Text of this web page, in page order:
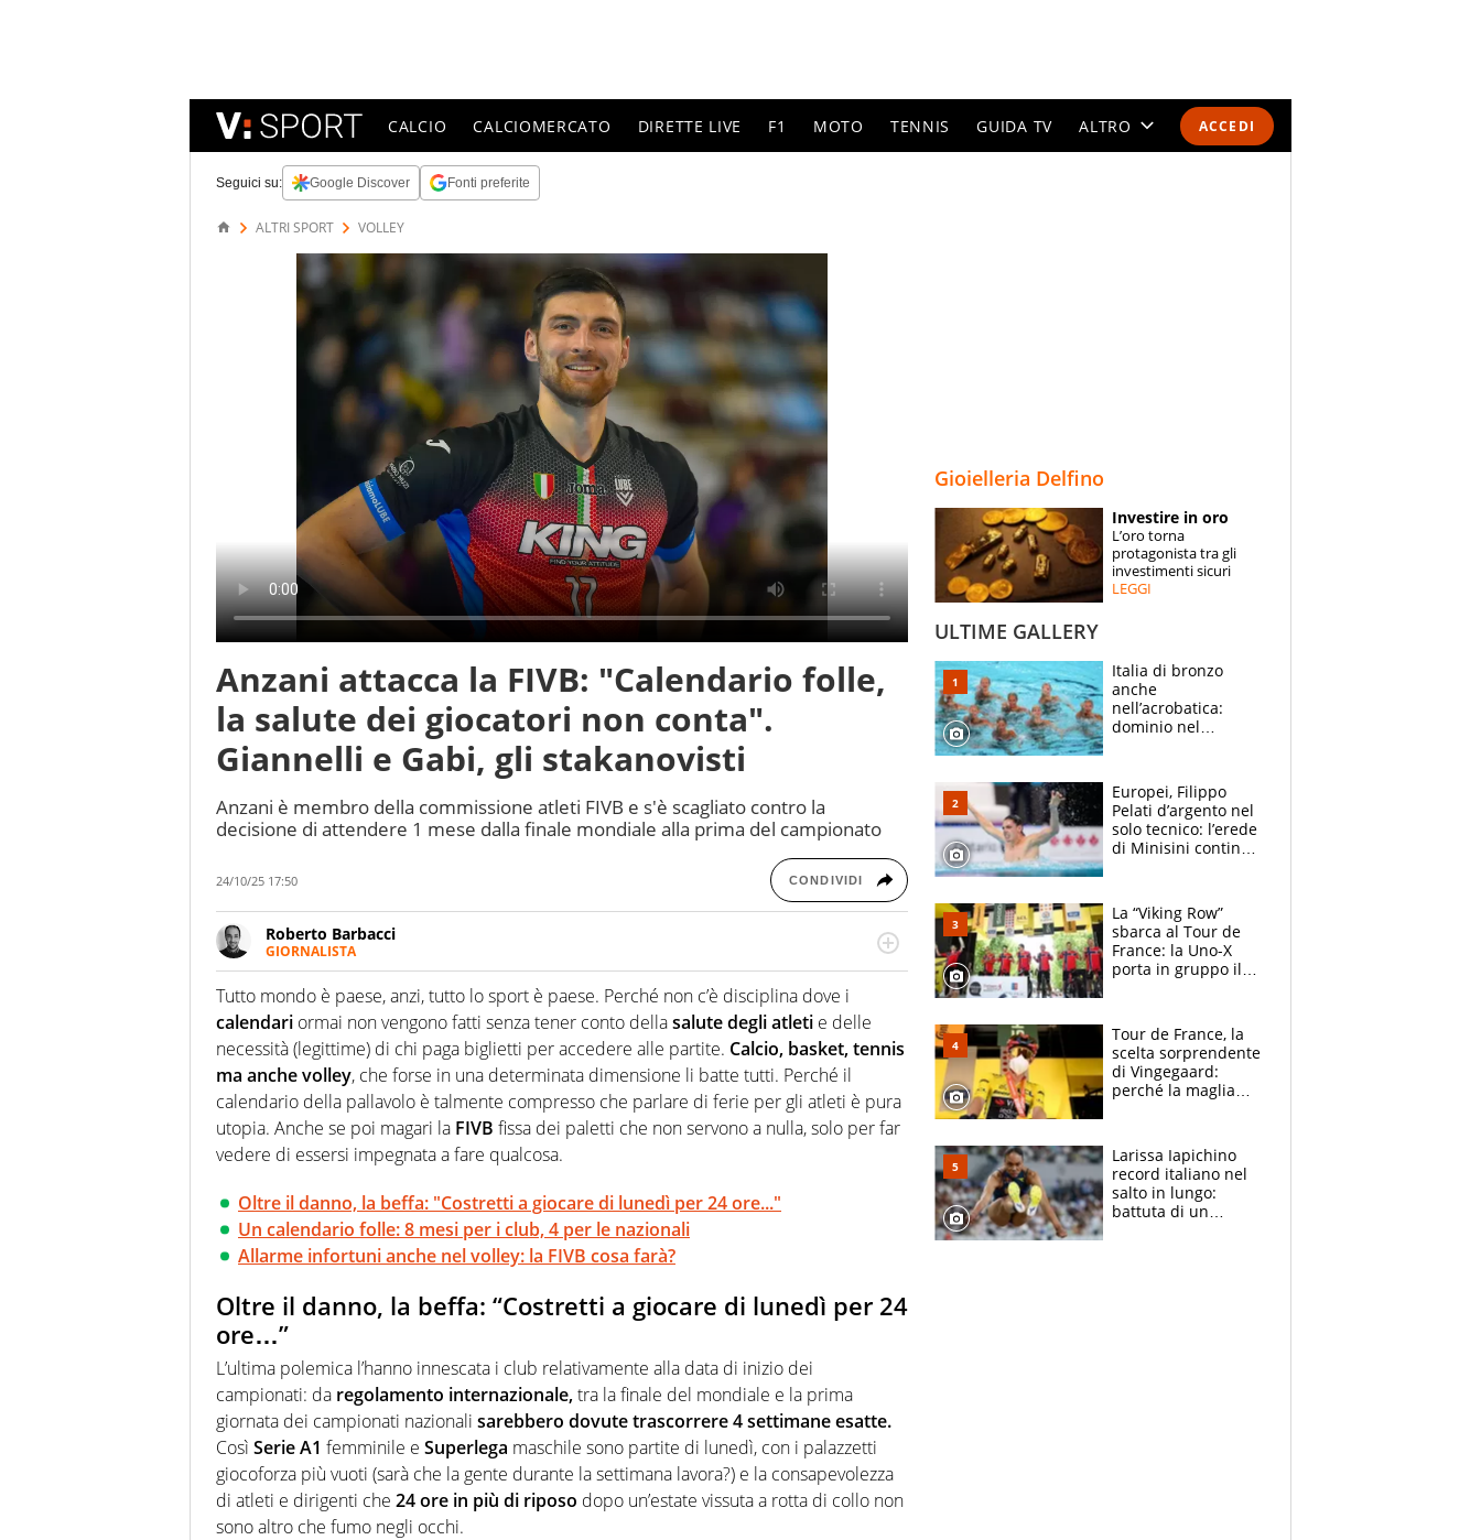
ACCEDI
CALCIO CALCIOMERCATO DIRETTE LIVE F1 MOTO TENNIS GUIDA TV ALTRO
SPECIALI
ESPERTI
Seguici su: Google Discover Fonti preferite
ALTRI SPORT VOLLEY
Anzani attacca la FIVB: "Calendario folle,
la salute dei giocatori non conta".
Giannelli e Gabi, gli stakanovisti
Anzani è membro della commissione atleti FIVB e s'è scagliato contro la
decisione di attendere 1 mese dalla finale mondiale alla prima del campionato
24/10/25 17:50 CONDIVIDI
Roberto Barbacci
GIORNALISTA
Giornalista (pubblicista) sportivo a tutto campo, è il tuttologo di Virgilio Sport. Provate a
chiedergli di boxe, di scherma, di volley o di curling: ve ne farà innamorare
Tutto mondo è paese, anzi, tutto lo sport è paese. Perché non c’è disciplina dove i
calendari ormai non vengono fatti senza tener conto dellasalute degli atleti e delle
necessità (legittime) di chi paga biglietti per accedere alle partite. Calcio, basket, tennis
ma anche volley, che forse in una determinata dimensione li batte tutti. Perché il
calendario della pallavolo è talmente compresso che parlare di ferie per gli atleti è pura
utopia. Anche se poi magari la FIVB fissa dei paletti che non servono a nulla, solo per far
vedere di essersi impegnata a fare qualcosa.
Oltre il danno, la beffa: "Costretti a giocare di lunedì per 24 ore..."
Un calendario folle: 8 mesi per i club, 4 per le nazionali
Allarme infortuni anche nel volley: la FIVB cosa farà?
Oltre il danno, la beffa: “Costretti a giocare di lunedì per 24
ore…”
L’ultima polemica l’hanno innescata i club relativamente alla data di inizio dei
campionati: da regolamento internazionale,tra la finale del mondiale e la prima
giornata dei campionati nazionali sarebbero dovute trascorrere 4 settimane esatte.
Così Serie A1 femminile e Superlega maschile sono partite di lunedì, con i palazzetti
giocoforza più vuoti (sarà che la gente durante la settimana lavora?) e la consapevolezza
di atleti e dirigenti che 24 ore in più di riposo dopo un’estate vissuta a rotta di collo non
sono altro che fumo negli occhi.
Gioielleria Delfino
Investire in oro
L’oro torna
protagonista tra gli
investimenti sicuri
LEGGI
ULTIME GALLERY
Italia di bronzo
anche
nell’acrobatica:
dominio nel
e compagni
continuare
Europei, Filippo
Pelati d’argento nel
solo tecnico: l’erede
di Minisini continua
mirino
La “Viking Row”
sbarca al Tour de
France: la Uno-X
porta in gruppo il
compagni
Tour de France, la
scelta sorprendente
di Vingegaard:
perché la maglia
rischio da evitare
Larissa Iapichino
record italiano nel
salto in lungo:
battuta di un